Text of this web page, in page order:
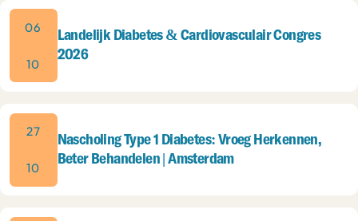
Landelijk Diabetes & Cardiovasculair Congres
2026
06
10
Nascholing Type 1 Diabetes: Vroeg Herkennen,
Beter Behandelen | Amsterdam
27
10